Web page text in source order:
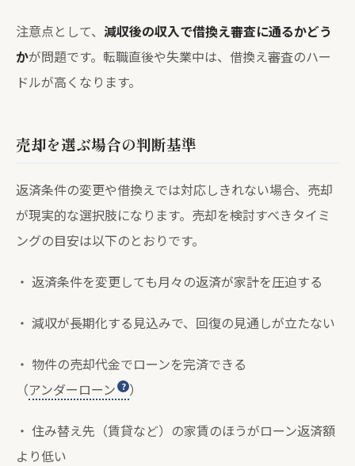
注意点として、 減収後の収入で借換え審査に通るかどう
かが問題です。転職直後や失業中は、借換え審査のハー
ドルが高くなります。
売却を選ぶ場合の判断基準
返済条件の変更や借換えでは対応しきれない場合、売却
が現実的な選択肢になります。売却を検討すべきタイミ
ングの目安は以下のとおりです。
・ 返済条件を変更しても月々の返済が家計を圧迫する
・ 減収が長期化する見込みで、回復の見通しが立たない
・ 物件の売却代金でローンを完済できる
（アンダーローン ）
・ 住み替え先（賃貸など）の家賃のほうがローン返済額
より低い